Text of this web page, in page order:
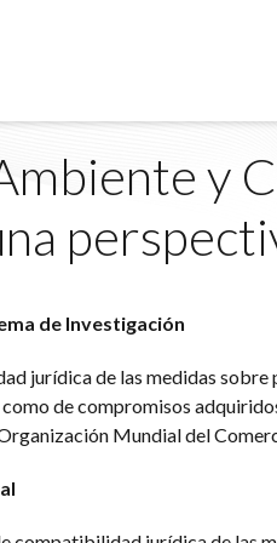
y
de Investigación
jurídica de las medidas
de compromisos
Mundial del